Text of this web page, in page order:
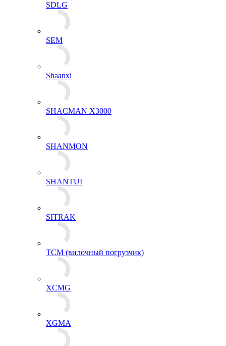
SDLG
SEM
Shaanxi
SHACMAN X3000
SHANMON
SHANTUI
SITRAK
TCM (вилочный погрузчик)
XCMG
XGMA